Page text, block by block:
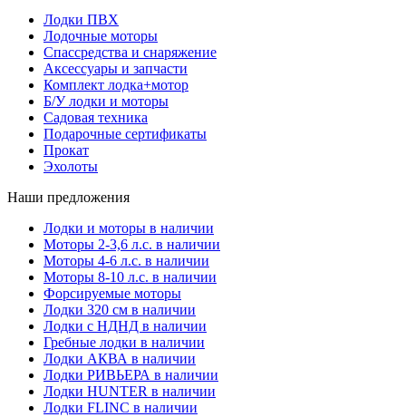
Лодки ПВХ
Лодочные моторы
Спассредства и снаряжение
Аксессуары и запчасти
Комплект лодка+мотор
Б/У лодки и моторы
Садовая техника
Подарочные сертификаты
Прокат
Эхолоты
Наши предложения
Лодки и моторы в наличии
Моторы 2-3,6 л.с. в наличии
Моторы 4-6 л.с. в наличии
Моторы 8-10 л.с. в наличии
Форсируемые моторы
Лодки 320 см в наличии
Лодки с НДНД в наличии
Гребные лодки в наличии
Лодки АКВА в наличии
Лодки РИВЬЕРА в наличии
Лодки HUNTER в наличии
Лодки FLINC в наличии